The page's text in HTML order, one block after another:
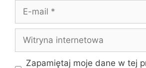
mail
internetowa
Zapamiętaj moje dane w tej